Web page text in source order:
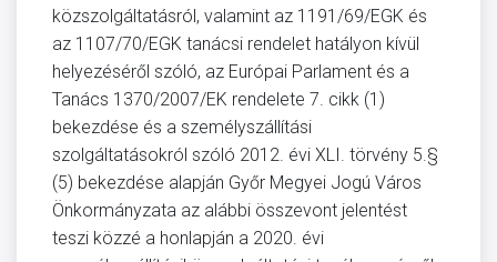
közszolgáltatásról, valamint az 1191/69/EGK és
az 1107/70/EGK tanácsi rendelet hatályon kívül
helyezéséről szóló, az Európai Parlament és a
Tanács 1370/2007/EK rendelete 7. cikk (1)
bekezdése és a személyszállítási
szolgáltatásokról szóló 2012. évi XLI. törvény 5.§
(5) bekezdése alapján Győr Megyei Jogú Város
Önkormányzata az alábbi összevont jelentést
teszi közzé a honlapján a 2020. évi